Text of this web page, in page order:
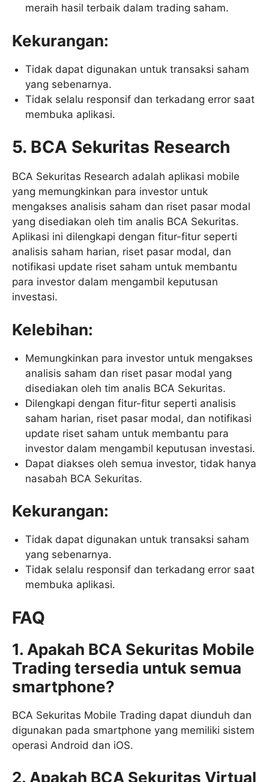
meraih hasil terbaik dalam trading saham.
Kekurangan:
Tidak dapat digunakan untuk transaksi saham
yang sebenarnya.
Tidak selalu responsif dan terkadang error saat
membuka aplikasi.
5. BCA Sekuritas Research
BCA Sekuritas Research adalah aplikasi mobile
yang memungkinkan para investor untuk
mengakses analisis saham dan riset pasar modal
yang disediakan oleh tim analis BCA Sekuritas.
Aplikasi ini dilengkapi dengan fitur-fitur seperti
analisis saham harian, riset pasar modal, dan
notifikasi update riset saham untuk membantu
para investor dalam mengambil keputusan
investasi.
Kelebihan:
Memungkinkan para investor untuk mengakses
analisis saham dan riset pasar modal yang
disediakan oleh tim analis BCA Sekuritas.
Dilengkapi dengan fitur-fitur seperti analisis
saham harian, riset pasar modal, dan notifikasi
update riset saham untuk membantu para
investor dalam mengambil keputusan investasi.
Dapat diakses oleh semua investor, tidak hanya
nasabah BCA Sekuritas.
Kekurangan:
Tidak dapat digunakan untuk transaksi saham
yang sebenarnya.
Tidak selalu responsif dan terkadang error saat
membuka aplikasi.
FAQ
1. Apakah BCA Sekuritas Mobile
Trading tersedia untuk semua
smartphone?
BCA Sekuritas Mobile Trading dapat diunduh dan
digunakan pada smartphone yang memiliki sistem
operasi Android dan iOS.
2. Apakah BCA Sekuritas Virtual